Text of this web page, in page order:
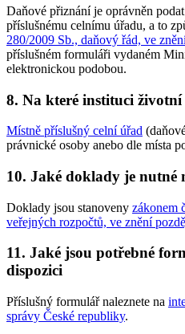
Daňové přiznání je oprávněn
příslušnému celnímu úřadu, a to
280/2009 Sb., daňový řád, ve
příslušném formuláři vydaném
elektronickou podobou.
8. Na které instituci životní
Místně příslušný celní úřad
právnické osoby anebo dle místa
10. Jaké doklady je nutné
Doklady jsou stanoveny zákonem
veřejných rozpočtů, ve znění
11. Jaké jsou potřebné
dispozici
Příslušný formulář naleznete na
správy České republiky.